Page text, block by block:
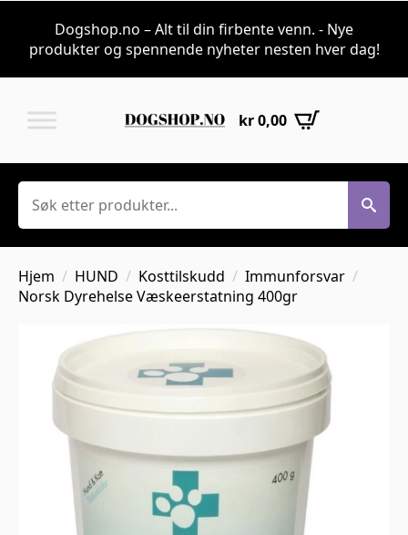
Dogshop.no – Alt til din firbente venn. - Nye
produkter og spennende nyheter nesten hver dag!
kr0,00
Søk
Hjem HUND Kosttilskudd
Immunforsvar
Norsk Dyrehelse Væskeerstatning 400gr